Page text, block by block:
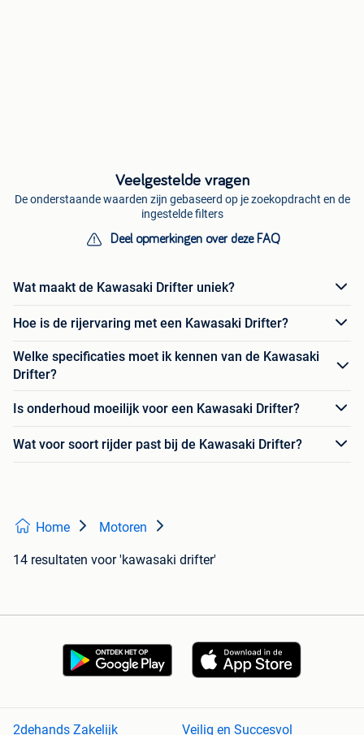
Veelgestelde vragen
De onderstaande waarden zijn gebaseerd op je zoekopdracht en de
ingestelde filters
Deel opmerkingen over deze FAQ
Wat maakt de Kawasaki Drifter uniek?
Hoe is de rijervaring met een Kawasaki Drifter?
Welke specificaties moet ik kennen van de Kawasaki
Drifter?
Is onderhoud moeilijk voor een Kawasaki Drifter?
Wat voor soort rijder past bij de Kawasaki Drifter?
Home Motoren
14 resultaten voor 'kawasaki drifter'
2dehands Zakelijk Veilig en Succesvol